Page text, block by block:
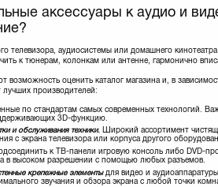
аксессуары к аудио и
телевизора, аудиосистемы или домашнего
к тюнерам, колонкам или антенне, гармонично
возможность оценить каталог магазина и, в
производителей:
по стандартам самых современных технологий.
3D-функцию.
и обслуживания техники.Широкий ассортимент
с экрана телевизора или корпуса другого
к ТВ-панели игровую консоль либо DVD-
в высоком разрешении с помощью любых разъемов.
крепежные элементыдля видео и
звучания и обзора экрана с любой точки